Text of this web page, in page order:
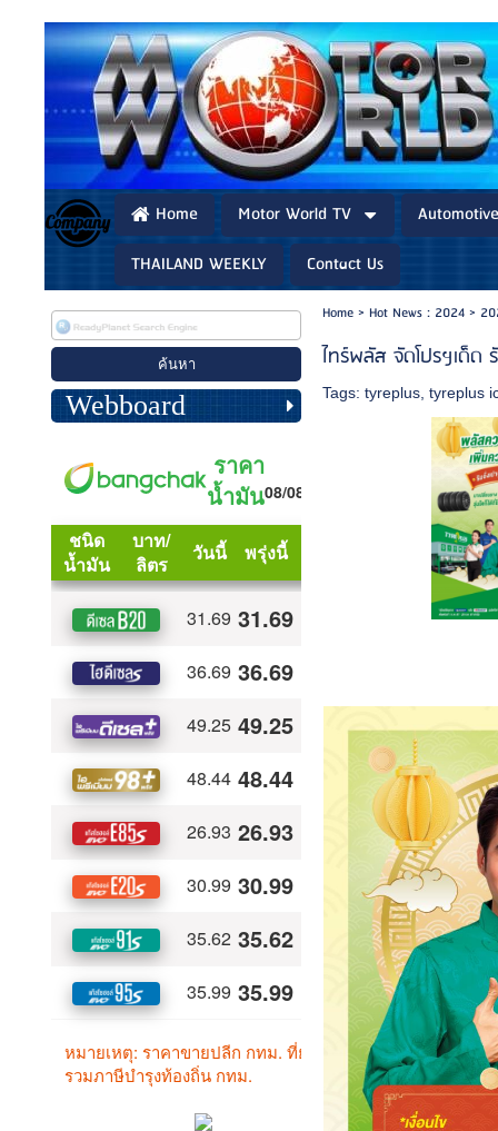
Home Motor World TV
THAILAND WEEKLY
Contact Us
Webboard
Home> Hot News : 2024>
ไทร์พลัส จัดโปรฯเด็ด
Tags:tyreplus ,tyreplus